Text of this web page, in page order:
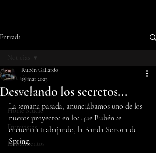
Entrada
Noticias
Últimas noticias
Home Studio
Entrevistas
Lanzamientos
Noticias
Desvelando los secretos...
Rubén Gallardo
15 mar 2023
La semana pasada, anunciábamos uno de los
nuevos proyectos en los que Rubén se
encuentra trabajando, la Banda Sonora de
Spring.